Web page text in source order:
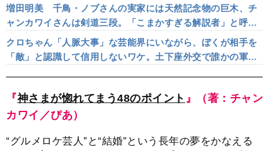
い」をもっと大切にしなきゃダメ
増田明美 千鳥・ノブさんの実家には天然記念物の巨木、チ
ャンカワイさんは剣道三段。「こまかすぎる解説者」と呼ば
れる私が相手をとことん調べるワケ
クロちゃん「人脈大事」な芸能界にいながら、ぼくが相手を
「敵」と認識して信用しないワケ。土下座外交で誰かの軍門
『神さまが惚れてまう48のポイント 』（著：チャン
カワイ／ぴあ）
“グルメロケ芸人”と“結婚”という長年の夢をかなえる